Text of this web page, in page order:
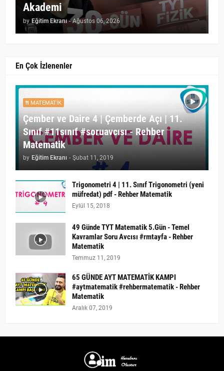
Akademi
by Eğitim Ekranı - Ağustos 06, 2026
En Çok İzlenenler
MATEMATIK
Çember ve Daire 4 | Çemberde Açı | 11.
Sınıf #11sınıf #soruavcısı - Rehber
Matematik
by Eğitim Ekranı - Şubat 11, 2019
Trigonometri 4 | 11. Sınıf Trigonometri (yeni
müfredat) pdf - Rehber Matematik
Eylül 15, 2018
49 Günde TYT Matematik 5.Gün - Temel
Kavramlar Soru Avcısı #rmtayfa - Rehber
Matematik
Temmuz 11, 2019
65 GÜNDE AYT MATEMATİK KAMPI
#aytmatematik #rehbermatematik - Rehber
Matematik
Aralık 07, 2019